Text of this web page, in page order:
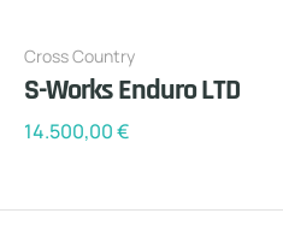
Cross Country
S-Works Enduro LTD
14.500,00€